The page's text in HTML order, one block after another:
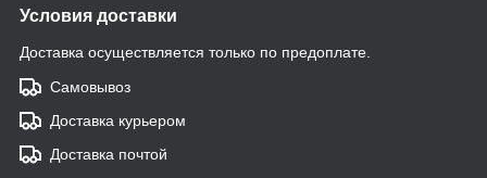
Условия доставки
Доставка осуществляется только по предоплате.
Самовывоз
Доставка курьером
Доставка почтой